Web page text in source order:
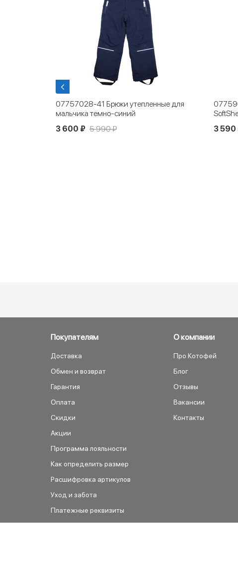
07757028-41 Брюки утепленные для
мальчика темно-синий
3 600 ₽ 5 990 ₽
3 590
Покупателям
Доставка
Обмен и возврат
Гарантия
Оплата
Скидки
Акции
Программа лояльности
Как определить размер
Расшифровка артикулов
Уход и забота
Платежные реквизиты
О компании
Про Котофей
Блог
Отзывы
Вакансии
Контакты